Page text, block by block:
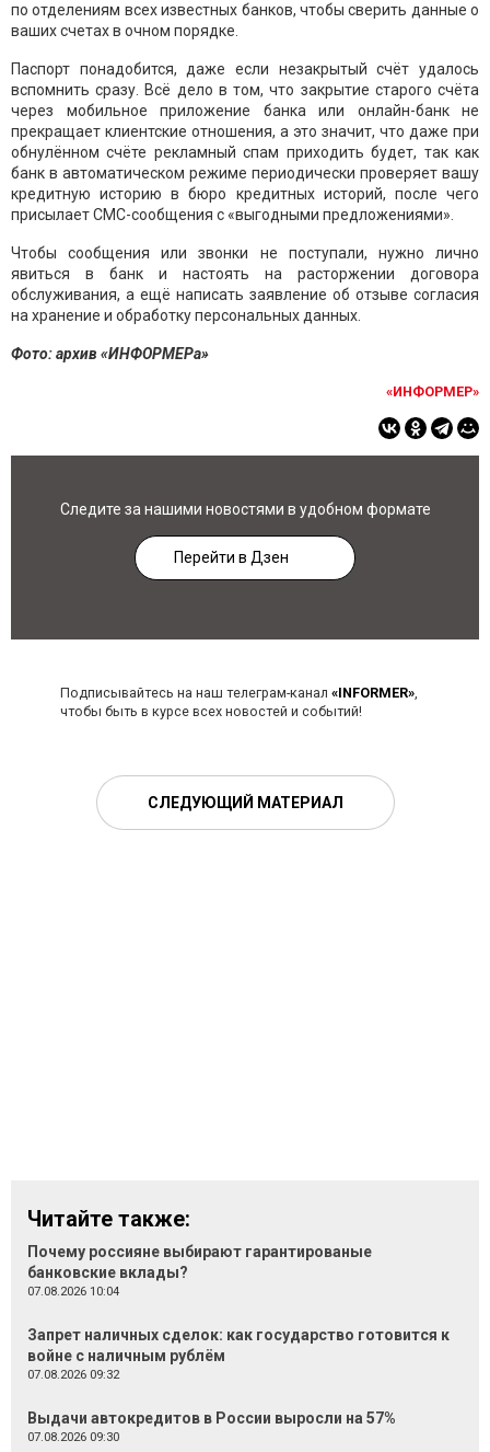
по отделениям всех известных банков, чтобы сверить данные о
ваших счетах в очном порядке.
Паспорт понадобится, даже если незакрытый счёт удалось
вспомнить сразу. Всё дело в том, что закрытие старого счёта
через мобильное приложение банка или онлайн-банк не
прекращает клиентские отношения, а это значит, что даже при
обнулённом счёте рекламный спам приходить будет, так как
банк в автоматическом режиме периодически проверяет вашу
кредитную историю в бюро кредитных историй, после чего
присылает СМС-сообщения с «выгодными предложениями».
Чтобы сообщения или звонки не поступали, нужно лично
явиться в банк и настоять на расторжении договора
обслуживания, а ещё написать заявление об отзыве согласия
на хранение и обработку персональных данных.
Фото: архив «ИНФОРМЕРа»
«ИНФОРМЕР»
Следите за нашими новостями в удобном формате
Перейти в Дзен
Подписывайтесь на наш телеграм-канал «INFORMER»,
чтобы быть в курсе всех новостей и событий!
СЛЕДУЮЩИЙ МАТЕРИАЛ
Читайте также:
Почему россияне выбирают гарантированые
банковские вклады?
07.08.2026 10:04
Запрет наличных сделок: как государство готовится к
войне с наличным рублём
07.08.2026 09:32
Выдачи автокредитов в России выросли на 57%
07.08.2026 09:30